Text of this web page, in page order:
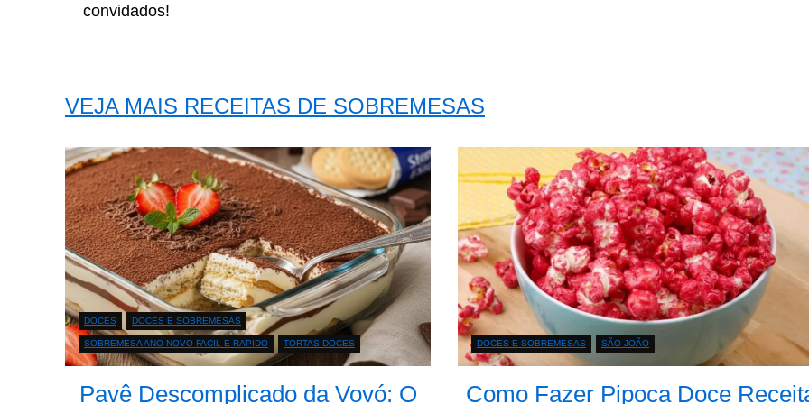
convidados!
VEJA MAIS RECEITAS DE SOBREMESAS
DOCES DOCES E SOBREMESAS
SOBREMESA ANO NOVO FACIL E RAPIDO TORTAS DOCES
Pavê Descomplicado da Vovó: O
DOCES E SOBREMESAS SÃO JOÃO
Como Fazer Pipoca Doce